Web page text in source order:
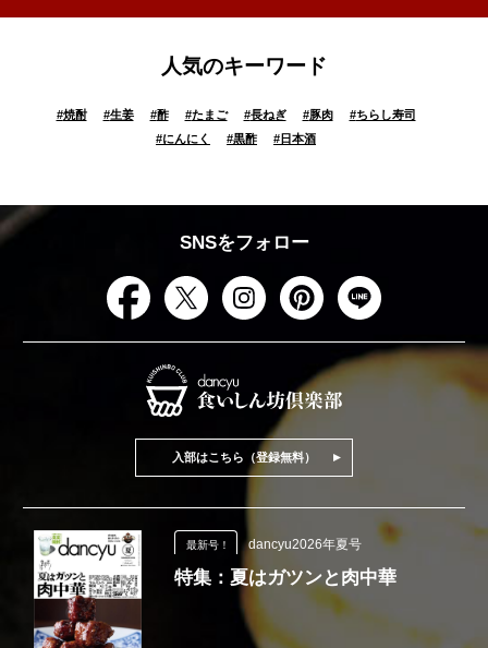
人気のキーワード
#焼酎 #生姜 #酢 #たまご #長ねぎ #豚肉 #ちらし寿司
#にんにく #黒酢 #日本酒
SNSをフォロー
入部はこちら（登録無料）
最新号！ dancyu2026年夏号
特集：夏はガツンと肉中華